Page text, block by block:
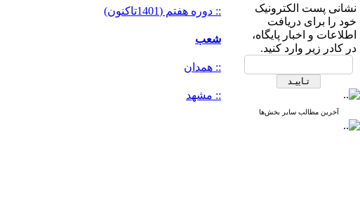
نشانی پست الکترونیک
خود را برای دریافت
اطلاعات و اخبار پایگاه،
در کادر زیر وارد کنید.
آخرین مطالب سایر بخش‌ها
:: دوره هفتم (1401تاکنون)
شعب
:: همدان
:: مشهد